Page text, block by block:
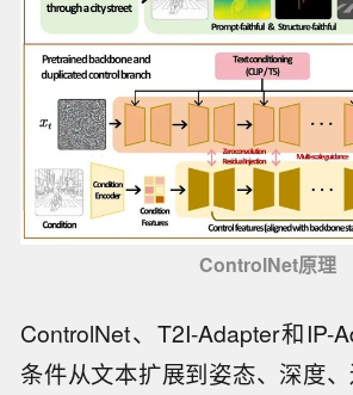
ControlNet原理
ControlNet、T2I-Adapter和IP-
条件从文本扩展到姿态、深度